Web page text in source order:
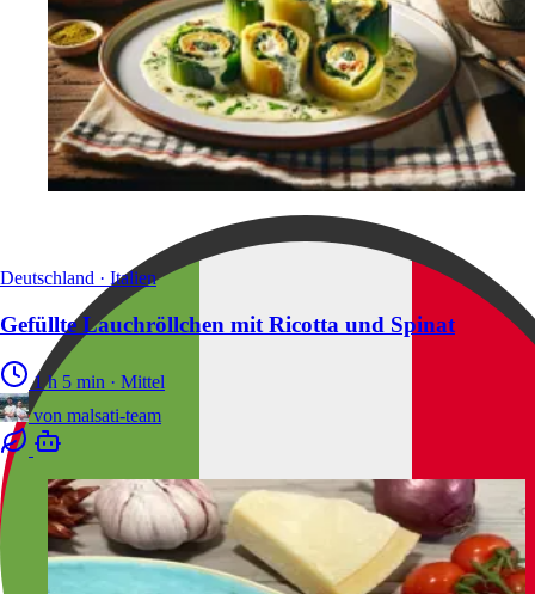
Deutschland · Italien
Gefüllte Lauchröllchen mit Ricotta und Spinat
1 h 5 min · Mittel
von malsati-team